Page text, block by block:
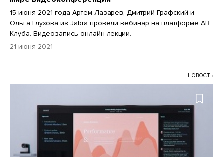
15 июня 2021 года Артем Лазарев, Дмитрий Графский и
Ольга Глухова из Jabra провели вебинар на платформе АВ
Клуба. Видеозапись онлайн-лекции.
21 июня 2021
НОВОСТЬ